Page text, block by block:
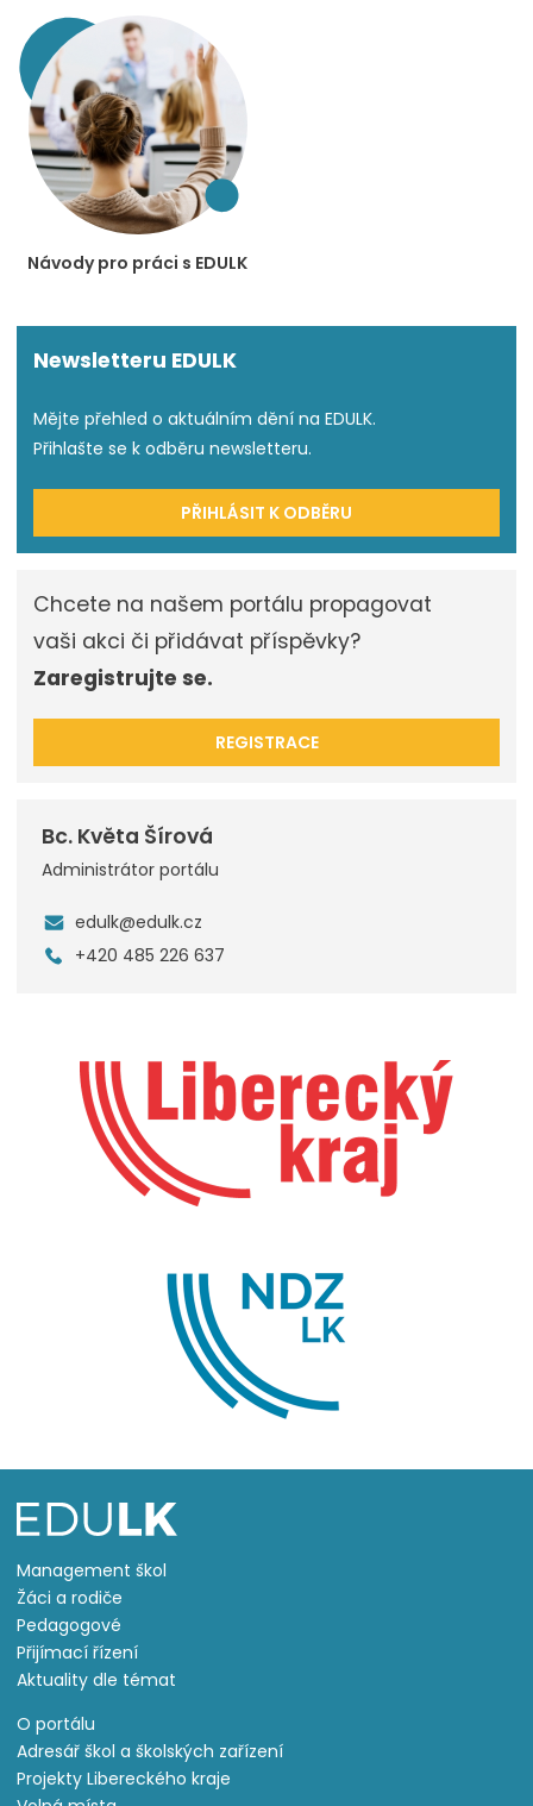
Návody pro práci s EDULK
Newsletteru EDULK
Mějte přehled o aktuálním dění na EDULK.
Přihlašte se k odběru newsletteru.
PŘIHLÁSIT K ODBĚRU
Chcete na našem portálu propagovat
vaši akci či přidávat příspěvky?
Zaregistrujte se.
REGISTRACE
Bc. Květa Šírová
Administrátor portálu
edulk@edulk.cz
+420 485 226 637
Management škol
Žáci a rodiče
Pedagogové
Přijímací řízení
Aktuality dle témat
O portálu
Adresář škol a školských zařízení
Projekty Libereckého kraje